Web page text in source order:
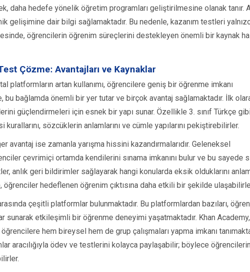
daha hedefe yönelik öğretim programları geliştirilmesine olanak tanır.
gelişimine dair bilgi sağlamaktadır. Bu nedenle, kazanım testleri
öğrencilerin öğrenim süreçlerini destekleyen önemli bir kaynak
Çözme: Avantajları ve Kaynaklar
platformların artan kullanımı, öğrencilere geniş bir öğrenme imkanı
bu bağlamda önemli bir yer tutar ve birçok avantaj sağlamaktadır. İlk
güçlendirmeleri için esnek bir yapı sunar. Özellikle 3. sınıf Türkçe
sözcüklerin anlamlarını ve cümle yapılarını pekiştirebilirler.
avantaj ise zamanla yarışma hissini kazandırmalarıdır. Geleneksel
çevrimiçi ortamda kendilerini sınama imkanını bulur ve bu sayede
anlık geri bildirimler sağlayarak hangi konularda eksik olduklarını
öğrenciler hedeflenen öğrenim çıktısına daha etkili bir şekilde
çeşitli platformlar bulunmaktadır. Bu platformlardan bazıları,
sunarak etkileşimli bir öğrenme deneyimi yaşatmaktadır. Khan Academy,
hem bireysel hem de grup çalışmaları yapma imkanı
aracılığıyla ödev ve testlerini kolayca paylaşabilir; böylece öğrencilerin